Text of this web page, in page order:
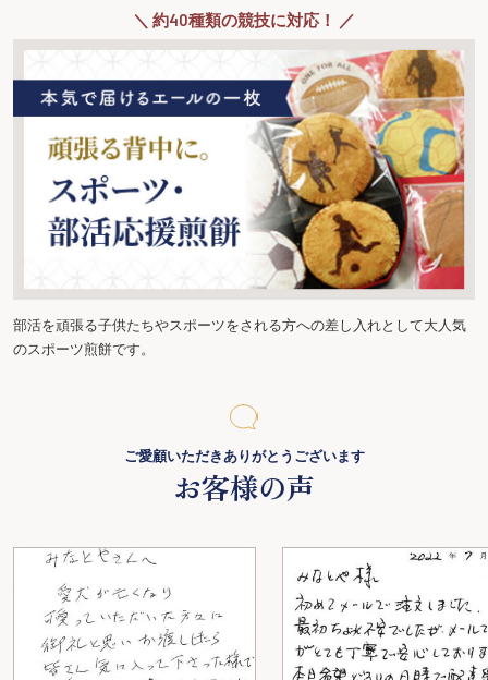
＼ 約40種類の競技に対応！ ／
部活を頑張る子供たちやスポーツをされる方への差し入れとして大人気
のスポーツ煎餅です。
ご愛顧いただきありがとうございます
お客様の声